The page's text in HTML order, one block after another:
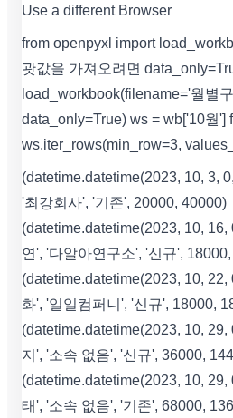
Use a different Browser
from openpyxl import
괏값을 가져오려면
load_workbook(filename='월별
data_only=True) ws = wb['10월']
ws.iter_rows(min_row=3,
(datetime.datetime(2023, 10, 3,
'최강회사', '기존', 20000, 40000)
(datetime.datetime(2023, 10, 16,
연', '다알아연구소', '신규',
(datetime.datetime(2023, 10, 22,
화', '일일컴퍼니', '신규', 18000,
(datetime.datetime(2023, 10, 29,
지', '소속 없음', '신규', 36000,
(datetime.datetime(2023, 10, 29,
태', '소속 없음', '기존', 68000,